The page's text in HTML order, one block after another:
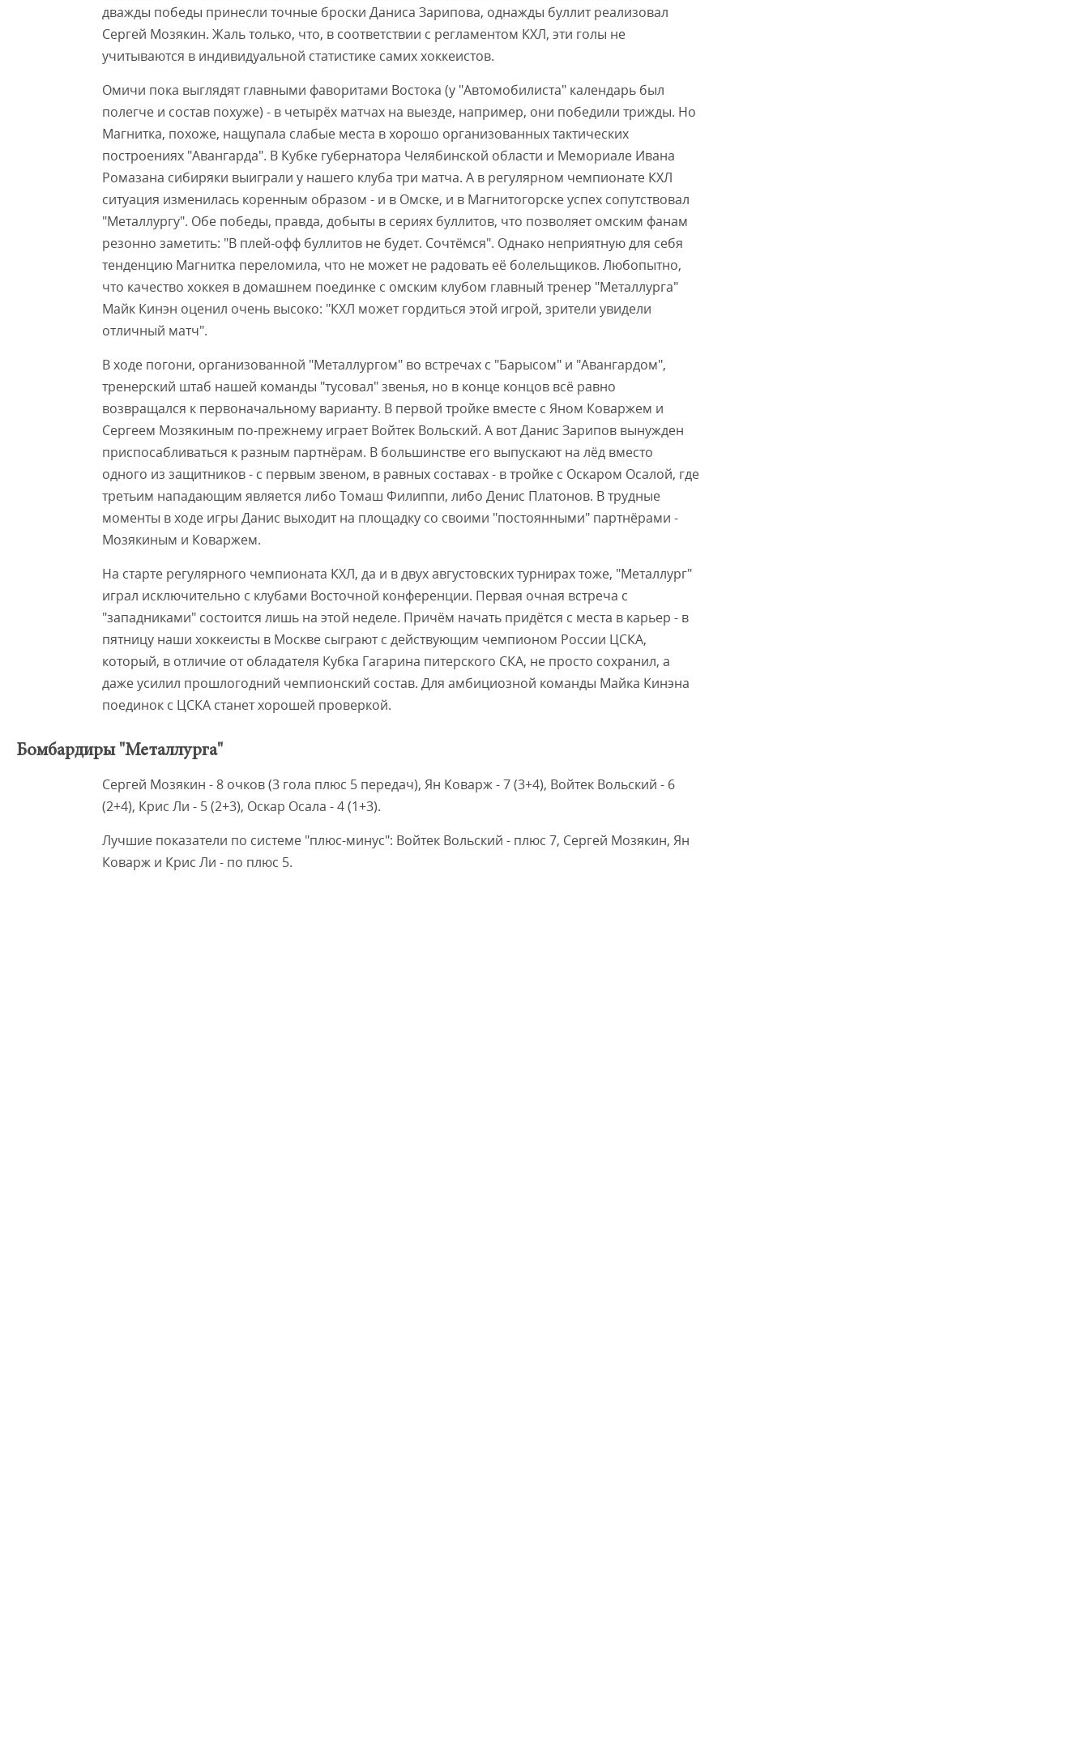
дважды победы принесли точные броски Даниса Зарипова, однажды буллит реализовал
Сергей Мозякин. Жаль только, что, в соответствии с регламентом КХЛ, эти голы не
учитываются в индивидуальной статистике самих хоккеистов.
Омичи пока выглядят главными фаворитами Востока (у "Автомобилиста" календарь был
полегче и состав похуже) - в четырёх матчах на выезде, например, они победили трижды. Но
Магнитка, похоже, нащупала слабые места в хорошо организованных тактических
построениях "Авангарда". В Кубке губернатора Челябинской области и Мемориале Ивана
Ромазана сибиряки выиграли у нашего клуба три матча. А в регулярном чемпионате КХЛ
ситуация изменилась коренным образом - и в Омске, и в Магнитогорске успех сопутствовал
"Металлургу". Обе победы, правда, добыты в сериях буллитов, что позволяет омским фанам
резонно заметить: "В плей-офф буллитов не будет. Сочтёмся". Однако неприятную для себя
тенденцию Магнитка переломила, что не может не радовать её болельщиков. Любопытно,
что качество хоккея в домашнем поединке с омским клубом главный тренер "Металлурга"
Майк Кинэн оценил очень высоко: "КХЛ может гордиться этой игрой, зрители увидели
отличный матч".
В ходе погони, организованной "Металлургом" во встречах с "Барысом" и "Авангардом",
тренерский штаб нашей команды "тусовал" звенья, но в конце концов всё равно
возвращался к первоначальному варианту. В первой тройке вместе с Яном Коваржем и
Сергеем Мозякиным по-прежнему играет Войтек Вольский. А вот Данис Зарипов вынужден
приспосабливаться к разным партнёрам. В большинстве его выпускают на лёд вместо
одного из защитников - с первым звеном, в равных составах - в тройке с Оскаром Осалой, где
третьим нападающим является либо Томаш Филиппи, либо Денис Платонов. В трудные
моменты в ходе игры Данис выходит на площадку со своими "постоянными" партнёрами -
Мозякиным и Коваржем.
На старте регулярного чемпионата КХЛ, да и в двух августовских турнирах тоже, "Металлург"
играл исключительно с клубами Восточной конференции. Первая очная встреча с
"западниками" состоится лишь на этой неделе. Причём начать придётся с места в карьер - в
пятницу наши хоккеисты в Москве сыграют с действующим чемпионом России ЦСКА,
который, в отличие от обладателя Кубка Гагарина питерского СКА, не просто сохранил, а
даже усилил прошлогодний чемпионский состав. Для амбициозной команды Майка Кинэна
поединок с ЦСКА станет хорошей проверкой.
Бомбардиры "Металлурга"
Сергей Мозякин - 8 очков (3 гола плюс 5 передач), Ян Коварж - 7 (3+4), Войтек Вольский - 6
(2+4), Крис Ли - 5 (2+3), Оскар Осала - 4 (1+3).
Лучшие показатели по системе "плюс-минус": Войтек Вольский - плюс 7, Сергей Мозякин, Ян
Коварж и Крис Ли - по плюс 5.